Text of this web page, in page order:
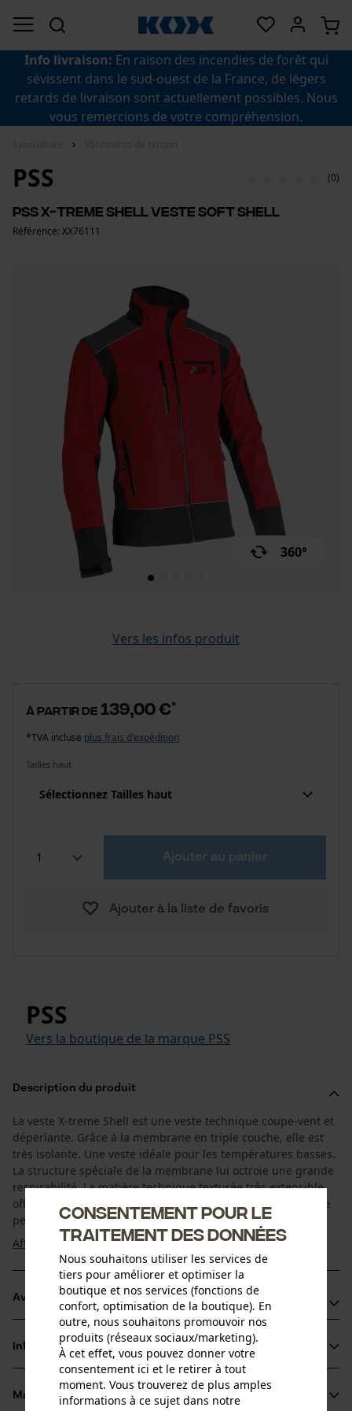
Info livraison: En raison des incendies de forêt qui
sévissent dans le sud-ouest de la France, de légers
retards de livraison sont actuellement possibles. Nous
vous remercions de votre compréhension.
360°
PSS (0)
PSS X-treme Shell Veste Soft Shell
Référence: XX76111
Vers les infos produit
à partir de 139,00 €*
*TVA incluse plus frais d'expédition
Tailles haut
Sélectionnez Tailles haut
Ajouter au panier
Ajouter à la liste de favoris
PSS
Vers la boutique de la marque PSS
Description du produit
La veste X-treme Shell est une veste technique coupe-vent et
déperlante. Grâce à la membrane en triple couche, elle est
très isolante. Une veste idéale pour les températures basses.
La structure spéciale de la membrane lui octroie une grande
respirabilité. La matière technique texturée très extensible
offre une parfaite liberté de mouvements. La face intérieure
permet d'éliminer ...
Afficher plus
Avantages du produit
Grâce à sa haute élasticité, la matière technique structurée
permet une parfaite liberté de mouvements
La face intérieure régule le transfert de l’humidité et assure
un grand confort
Informations sur le produit
Détails du produit
Matériau & entretien
Consentement pour le
traitement des données
Nous souhaitons utiliser les services de
tiers pour améliorer et optimiser la
boutique et nos services (fonctions de
confort, optimisation de la boutique). En
outre, nous souhaitons promouvoir nos
produits (réseaux sociaux/marketing).
À cet effet, vous pouvez donner votre
consentement ici et le retirer à tout
moment. Vous trouverez de plus amples
informations à ce sujet dans notre